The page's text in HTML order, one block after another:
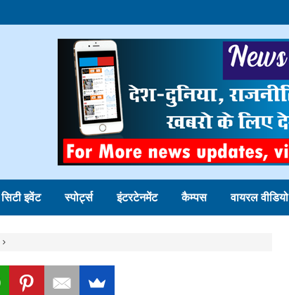
सिटी इवेंट स्पोर्ट्स इंटरटेनमेंट कैम्पस वायरल वीडियो